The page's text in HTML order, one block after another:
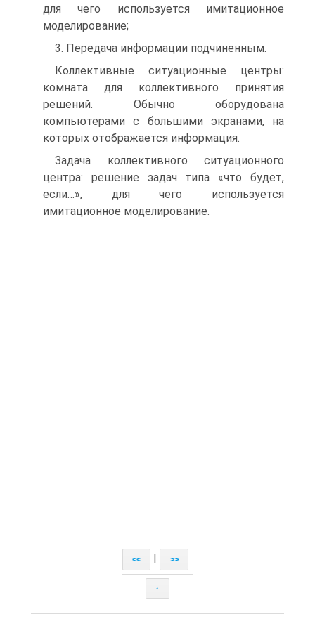
для чего используется имитационное
моделирование;
3. Передача информации подчиненным.
Коллективные ситуационные центры:
комната для коллективного принятия
решений. Обычно оборудована
компьютерами с большими экранами, на
которых отображается информация.
Задача коллективного ситуационного
центра: решение задач типа «что будет,
если…», для чего используется
имитационное моделирование.
<< >>
↑